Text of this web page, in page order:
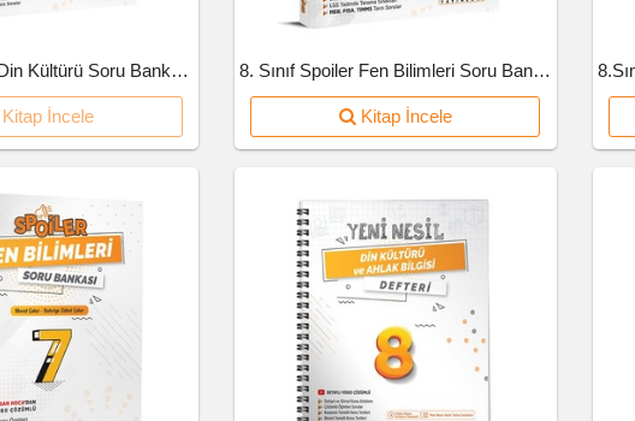
8.Sınıf Spoiler Din Kültürü Soru Bankası
Kitap İncele
8. Sınıf Spoiler Fen Bilimleri Soru Bankası
Kitap İncele